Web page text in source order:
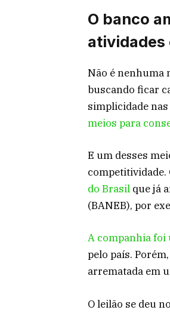
O banco
atividades
Não é nenhuma
buscando ficar
simplicidade nas
meios para
E um desses
competitividade.
do Brasil que já
(BANEB), por
A companhia foi
pelo país.
arrematada em
O leilão se deu